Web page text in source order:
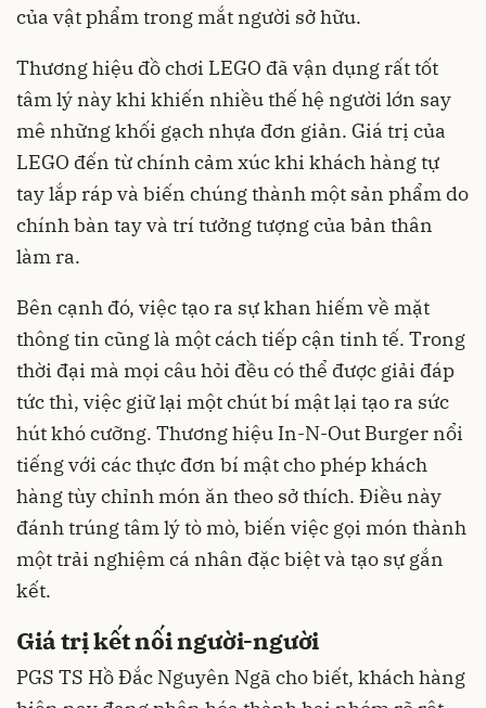
của vật phẩm trong mắt người sở hữu.
Thương hiệu đồ chơi LEGO đã vận dụng rất tốt
tâm lý này khi khiến nhiều thế hệ người lớn say
mê những khối gạch nhựa đơn giản. Giá trị của
LEGO đến từ chính cảm xúc khi khách hàng tự
tay lắp ráp và biến chúng thành một sản phẩm do
chính bàn tay và trí tưởng tượng của bản thân
làm ra.
Bên cạnh đó, việc tạo ra sự khan hiếm về mặt
thông tin cũng là một cách tiếp cận tinh tế. Trong
thời đại mà mọi câu hỏi đều có thể được giải đáp
tức thì, việc giữ lại một chút bí mật lại tạo ra sức
hút khó cưỡng. Thương hiệu In-N-Out Burger nổi
tiếng với các thực đơn bí mật cho phép khách
hàng tùy chỉnh món ăn theo sở thích. Điều này
đánh trúng tâm lý tò mò, biến việc gọi món thành
một trải nghiệm cá nhân đặc biệt và tạo sự gắn
kết.
Giá trị kết nối người-người
PGS TS Hồ Đắc Nguyên Ngã cho biết, khách hàng